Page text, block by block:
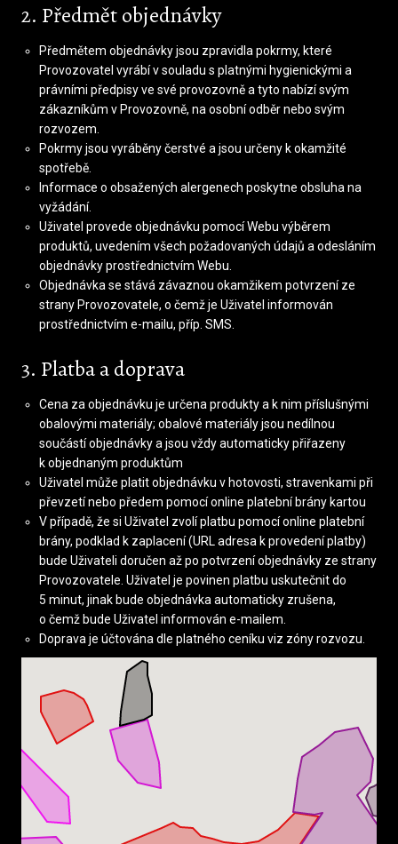
2. Předmět objednávky
Předmětem objednávky jsou zpravidla pokrmy, které
Provozovatel vyrábí v souladu s platnými hygienickými a
právními předpisy ve své provozovně a tyto nabízí svým
zákazníkům v Provozovně, na osobní odběr nebo svým
rozvozem.
Pokrmy jsou vyráběny čerstvé a jsou určeny k okamžité
spotřebě.
Informace o obsažených alergenech poskytne obsluha na
vyžádání.
Uživatel provede objednávku pomocí Webu výběrem
produktů, uvedením všech požadovaných údajů a odesláním
objednávky prostřednictvím Webu.
Objednávka se stává závaznou okamžikem potvrzení ze
strany Provozovatele, o čemž je Uživatel informován
prostřednictvím e-mailu, příp. SMS.
3. Platba a doprava
Cena za objednávku je určena produkty a k nim příslušnými
obalovými materiály; obalové materiály jsou nedílnou
součástí objednávky a jsou vždy automaticky přiřazeny
k objednaným produktům
Uživatel může platit objednávku v hotovosti, stravenkami při
převzetí nebo předem pomocí online platební brány kartou
V případě, že si Uživatel zvolí platbu pomocí online platební
brány, podklad k zaplacení (URL adresa k provedení platby)
bude Uživateli doručen až po potvrzení objednávky ze strany
Provozovatele. Uživatel je povinen platbu uskutečnit do
5 minut, jinak bude objednávka automaticky zrušena,
o čemž bude Uživatel informován e-mailem.
Doprava je účtována dle platného ceníku viz zóny rozvozu.